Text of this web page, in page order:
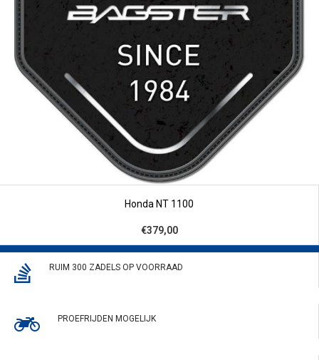
Honda NT 1100
€379,00
RUIM 300 ZADELS OP VOORRAAD
PROEFRIJDEN MOGELIJK